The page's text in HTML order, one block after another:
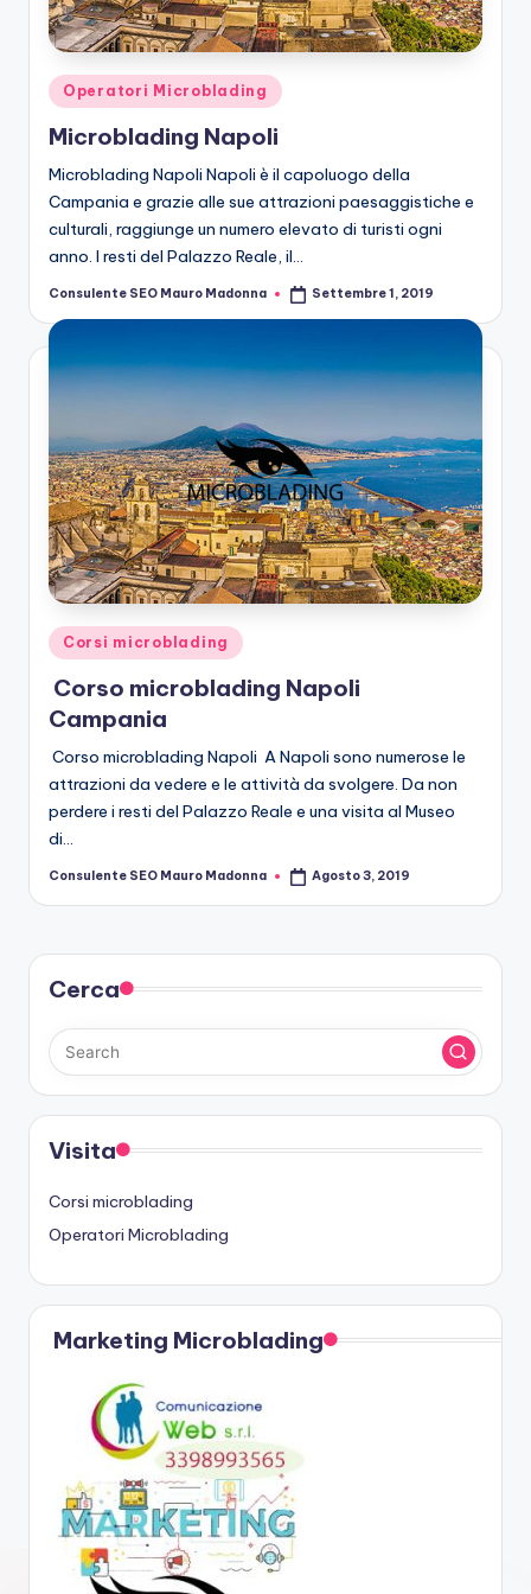
g
M
ic
o
b
n
di
n
g
M
ic
r
o
b
le
di
n
g
Posted
in
Operatori Microblading
Microblading Napoli
Microblading Napoli Napoli è il capoluogo della
Campania e grazie alle sue attrazioni paesaggistiche e
culturali, raggiunge un numero elevato di turisti ogni
anno. I resti del Palazzo Reale, il…
Posted
Consulente SEO Mauro Madonna Settembre 1, 2019
Posted
in
Corsi microblading
Corso microblading Napoli
Campania
Corso microblading Napoli A Napoli sono numerose le
attrazioni da vedere e le attività da svolgere. Da non
perdere i resti del Palazzo Reale e una visita al Museo
di…
Posted
Consulente SEO Mauro Madonna Agosto 3, 2019
Cerca
Visita
Corsi microblading
Operatori Microblading
Marketing Microblading